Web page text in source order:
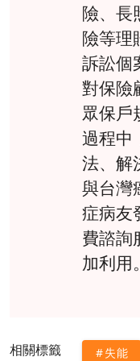
險、長
險等理
訴訟個
對保險
眾保戶
過程中
法、解
與台灣
症病友
費諮詢
加利用。
相關標籤 #失能